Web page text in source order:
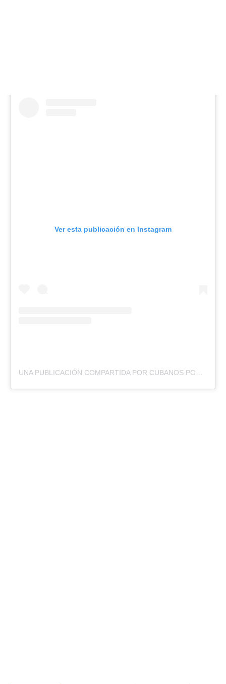
Ver esta publicación en Instagram